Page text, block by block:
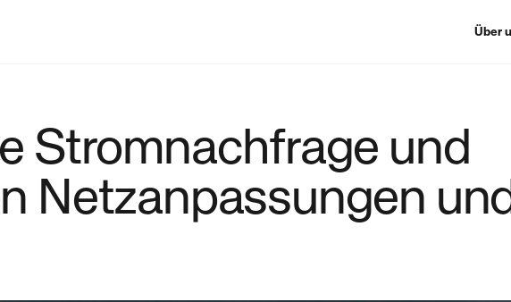
Über
Stromnachfrage und
Netzanpassungen